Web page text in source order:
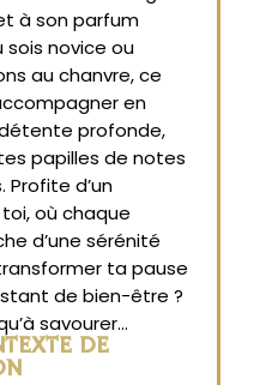
à son parfum
sois novice ou
au chanvre, ce
en
profonde,
papilles de notes
d’un
où chaque
d’une sérénité
ta pause
de bien-être ?
savourer…
DE